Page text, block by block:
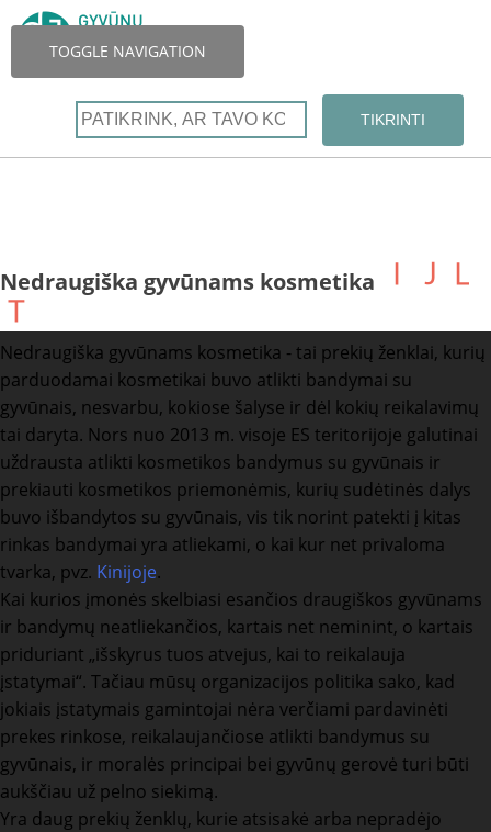
TOGGLE NAVIGATION
Nedraugiška gyvūnams kosmetika
Nedraugiška gyvūnams kosmetika - tai prekių ženklai, kurių
parduodamai kosmetikai buvo atlikti bandymai su
gyvūnais, nesvarbu, kokiose šalyse ir dėl kokių reikalavimų
tai daryta. Nors nuo 2013 m. visoje ES teritorijoje galutinai
uždrausta atlikti kosmetikos bandymus su gyvūnais ir
prekiauti kosmetikos priemonėmis, kurių sudėtinės dalys
buvo išbandytos su gyvūnais, vis tik norint patekti į kitas
rinkas bandymai yra atliekami, o kai kur net privaloma
tvarka, pvz. Kinijoje.
Kai kurios įmonės skelbiasi esančios draugiškos gyvūnams
ir bandymų neatliekančios, kartais net neminint, o kartais
priduriant „išskyrus tuos atvejus, kai to reikalauja
įstatymai“. Tačiau mūsų organizacijos politika sako, kad
jokiais įstatymais gamintojai nėra verčiami pardavinėti
prekes rinkose, reikalaujančiose atlikti bandymus su
gyvūnais, ir moralės principai bei gyvūnų gerovė turi būti
aukščiau už pelno siekimą.
Yra daug prekių ženklų, kurie atsisakė arba nepradėjo